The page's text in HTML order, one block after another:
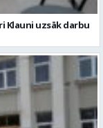
Klauni uzsāk darbu